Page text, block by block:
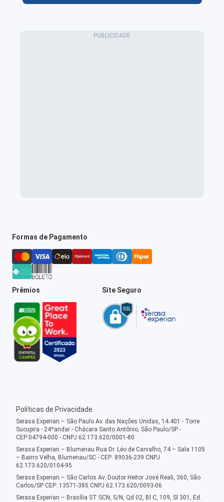
Formas de Pagamento
Prêmios Site Seguro
Políticas de Privacidade
Serasa Experian – São Paulo Av. das Nações Unidas, 14.401 - Torre
Sucupira - 24ºandar - Chácara Santo Antônio, São Paulo/SP -
CEP:04794-000 - CNPJ 62.173.620/0001-80
Serasa Experian – Blumenau Rua Dr. Léo de Carvalho, 74 – Sala 1105
– Bairro Velha, Blumenau/SC - CEP: 89036-239 CNPJ
62.173.620/0104-95
Serasa Experian – São Carlos Av. Doutor Heitor José Reali, 360, São
Carlos/SP CEP: 13571-385 CNPJ 62.173.620/0093-06
Serasa Experian – Brasília ST SCN, S/N, Qd 02, Bl C, 109, Sl 301, Ed.